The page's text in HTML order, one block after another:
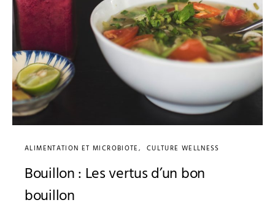
ALIMENTATION ET MICROBIOTE CULTURE WELLNESS
Bouillon : Les vertus d’un bon
bouillon